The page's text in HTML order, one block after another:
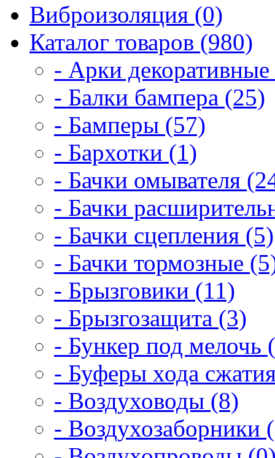
Виброизоляция (0)
Каталог товаров (980)
- Арки
- Балки бампера (25)
- Бамперы (57)
- Бархотки (1)
- Бачки омывателя
- Бачки
- Бачки сцепления (5)
- Бачки тормозные
- Брызговики (11)
- Брызгозащита (3)
- Бункер под мелочь
- Буферы хода
- Воздуховоды (8)
- Воздухозаборники